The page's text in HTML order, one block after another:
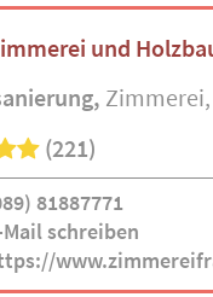
und
Zimmerei
(221)
81887771
Mail schreiben